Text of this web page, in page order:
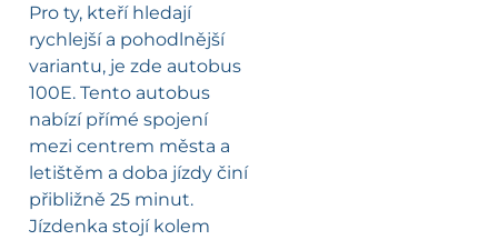
Pro ty, kteří hledají
rychlejší a pohodlnější
variantu, je zde autobus
100E. Tento autobus
nabízí přímé spojení
mezi centrem města a
letištěm a doba jízdy činí
přibližně 25 minut.
Jízdenka stojí kolem